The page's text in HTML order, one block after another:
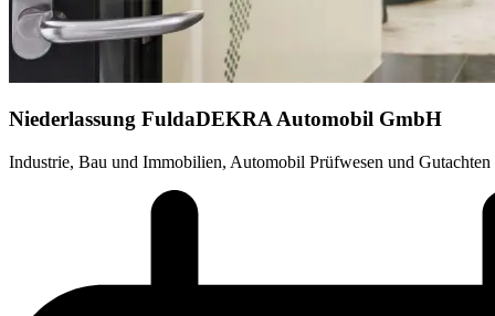
Niederlassung FuldaDEKRA Automobil GmbH
Industrie, Bau und Immobilien, Automobil Prüfwesen und Gutachten